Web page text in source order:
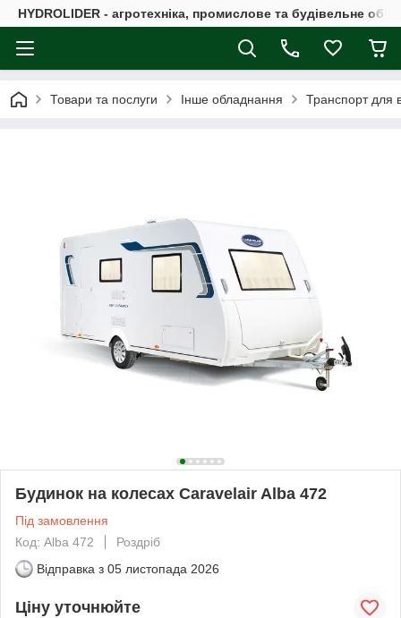
HYDROLIDER - агротехніка, промислове та будівельне
Товари та послуги Інше обладнання Транспорт для
Будинок на колесах Caravelair Alba 472
Під замовлення
Код: Alba 472
Роздріб
Відправка з 05 листопада 2026
Ціну уточнюйте